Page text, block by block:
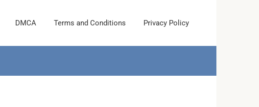
DMCA Terms and Conditions Privacy Policy